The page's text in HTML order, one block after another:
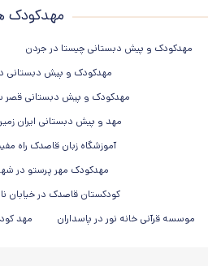
مهدکودک
مهدکودک و پیش دبستانی چیستا در جردن
مهدکودک و پیش دبستانی دو زبانه آرین ۳
مهدکودک و پیش دبستانی قصر
مهد و پیش دبستانی ایران
آموزشگاه زبان قاصدک راه
مهدکودک مهر پرستو در
کودکستان قاصدک در خیابان
موسسه قرآنی خانه نور در پاسداران
مهد